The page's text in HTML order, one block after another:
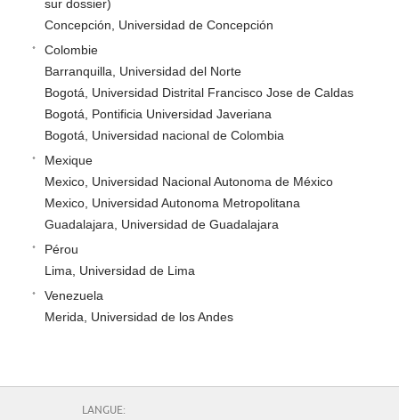
sur dossier)
Concepción, Universidad de Concepción
Colombie
Barranquilla, Universidad del Norte
Bogotá, Universidad Distrital Francisco Jose de Caldas
Bogotá, Pontificia Universidad Javeriana
Bogotá, Universidad nacional de Colombia
Mexique
Mexico, Universidad Nacional Autonoma de México
Mexico, Universidad Autonoma Metropolitana
Guadalajara, Universidad de Guadalajara
Pérou
Lima, Universidad de Lima
Venezuela
Merida, Universidad de los Andes
LANGUE: